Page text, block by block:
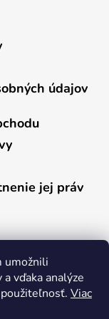
umožnili
vďaka analýze
Viac
údajov
jej práv